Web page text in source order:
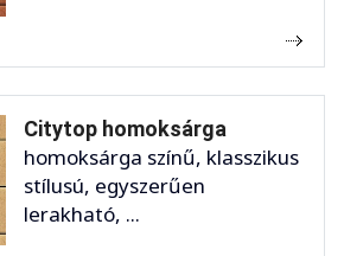
Citytop homoksárga
homoksárga színű, klasszikus
stílusú, egyszerűen
lerakható, ...